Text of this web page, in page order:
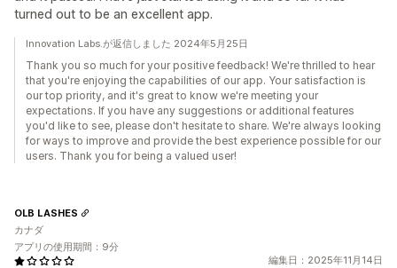
turned out to be an excellent app.
Innovation Labs.が返信しました 2024年5月25日
Thank you so much for your positive feedback! We're thrilled to hear
that you're enjoying the capabilities of our app. Your satisfaction is
our top priority, and it's great to know we're meeting your
expectations. If you have any suggestions or additional features
you'd like to see, please don't hesitate to share. We're always looking
for ways to improve and provide the best experience possible for our
users. Thank you for being a valued user!
編集日：2025年11月14日
OLB LASHES
カナダ
アプリの使用期間：9分